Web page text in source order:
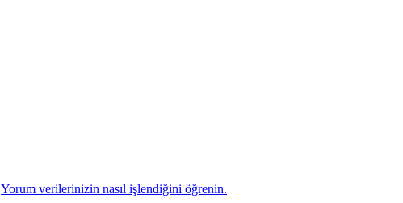
Yorum verilerinizin nasıl işlendiğini öğrenin.